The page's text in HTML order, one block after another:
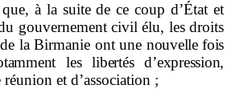
à la suite de ce coup d’État et
gouvernement civil élu, les droits
la Birmanie ont une nouvelle fois
les libertés d’expression,
réunion et d’association ;